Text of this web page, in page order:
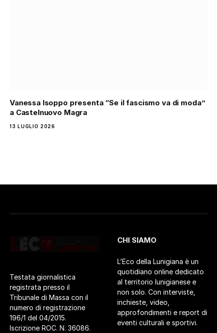
Vanessa Isoppo presenta “Se il fascismo va di moda”
a Castelnuovo Magra
13 LUGLIO 2026
Testata giornalistica
registrata presso il
Tribunale di Massa con il
numero di registrazione
196/1 del 04/2015.
Iscrizione ROC. N. 36086.
CHI SIAMO
L’Eco della Lunigiana è un
quotidiano online dedicato
al territorio lunigianese e
non solo. Con interviste,
inchieste, video,
approfondimenti e report di
eventi culturali e sportivi.